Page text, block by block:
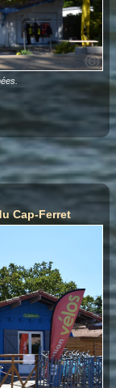
Cap-Ferret